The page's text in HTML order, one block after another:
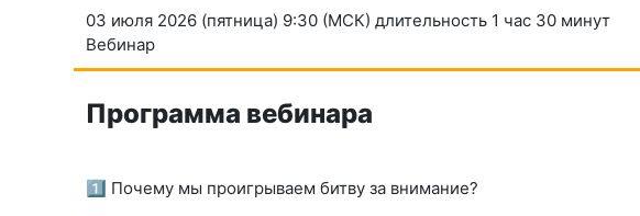
03 июля 2026 (пятница) 9:30 (МСК) длительность 1 час 30 минут
Вебинар
Программа вебинара
1️⃣ Почему мы проигрываем битву за внимание?